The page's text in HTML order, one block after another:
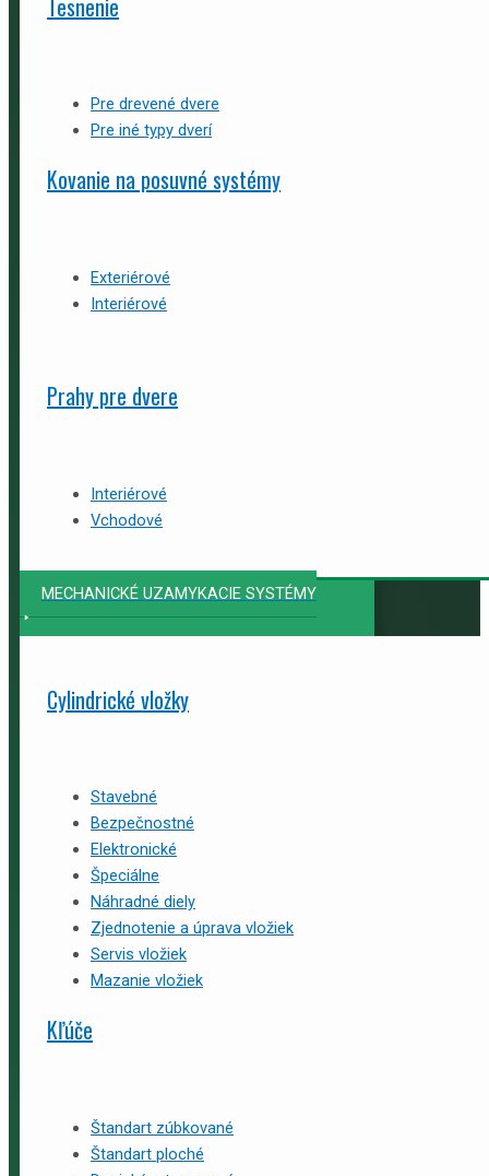
Pre drevené dvere
Pre iné typy dverí
Kovanie na posuvné systémy
Exteriérové
Interiérové
Prahy pre dvere
Interiérové
Vchodové
MECHANICKÉ UZAMYKACIE SYSTÉMY
Cylindrické vložky
Stavebné
Bezpečnostné
Elektronické
Špeciálne
Náhradné diely
Zjednotenie a úprava vložiek
Servis vložiek
Mazanie vložiek
Kľúče
Štandart zúbkované
Štandart ploché